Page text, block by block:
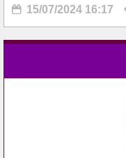
15/07/2024 16:17